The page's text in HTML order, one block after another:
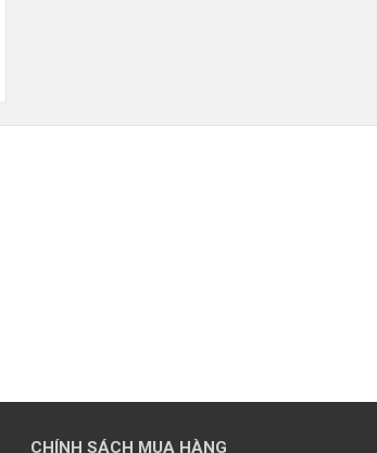
CHÍNH SÁCH MUA HÀNG